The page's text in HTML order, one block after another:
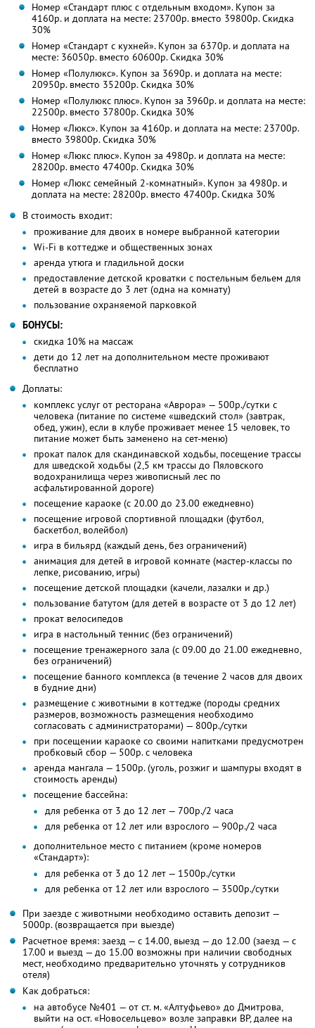
Номер «Стандарт плюс с отдельным входом». Купон за
4160р. и доплата на месте: 23700р. вместо 39800р. Скидка
30%
Номер «Стандарт с кухней». Купон за 6370р. и доплата на
месте: 36050р. вместо 60600р. Скидка 30%
Номер «Полулюкс». Купон за 3690р. и доплата на месте:
20950р. вместо 35200р. Скидка 30%
Номер «Полулюкс плюс». Купон за 3960р. и доплата на месте:
22500р. вместо 37800р. Скидка 30%
Номер «Люкс». Купон за 4160р. и доплата на месте: 23700р.
вместо 39800р. Скидка 30%
Номер «Люкс плюс». Купон за 4980р. и доплата на месте:
28200р. вместо 47400р. Скидка 30%
Номер «Люкс семейный 2-комнатный». Купон за 4980р. и
доплата на месте: 28200р. вместо 47400р. Скидка 30%
В стоимость входит:
проживание для двоих в номере выбранной категории
Wi-Fi в коттедже и общественных зонах
аренда утюга и гладильной доски
предоставление детской кроватки с постельным бельем для
детей в возрасте до 3 лет (одна на комнату)
пользование охраняемой парковкой
БОНУСЫ:
скидка 10% на массаж
дети до 12 лет на дополнительном месте проживают
бесплатно
Доплаты:
комплекс услуг от ресторана «Аврора» — 500р./сутки с
человека (питание по системе «шведский стол» (завтрак,
обед, ужин), если в клубе проживает менее 15 человек, то
питание может быть заменено на сет-меню)
прокат палок для скандинавской ходьбы, посещение трассы
для шведской ходьбы (2,5 км трассы до Пяловского
водохранилища через живописный лес по
асфальтированной дороге)
посещение караоке (с 20.00 до 23.00 ежедневно)
посещение игровой спортивной площадки (футбол,
баскетбол, волейбол)
игра в бильярд (каждый день, без ограничений)
анимация для детей в игровой комнате (мастер-классы по
лепке, рисованию, игры)
посещение детской площадки (качели, лазалки и др.)
пользование батутом (для детей в возрасте от 3 до 12 лет)
прокат велосипедов
игра в настольный теннис (без ограничений)
посещение тренажерного зала (с 09.00 до 21.00 ежедневно,
без ограничений)
посещение банного комплекса (в течение 2 часов для двоих
в будние дни)
размещение с животными в коттедже (породы средних
размеров, возможность размещения необходимо
согласовать с администраторами) — 800р./сутки
при посещении караоке со своими напитками предусмотрен
пробковый сбор — 500р. с человека
аренда мангала — 1500р. (уголь, розжиг и шампуры входят в
стоимость аренды)
посещение бассейна:
для ребенка от 3 до 12 лет — 700р./2 часа
для ребенка от 12 лет или взрослого — 900р./2 часа
дополнительное место с питанием (кроме номеров
«Стандарт»):
для ребенка от 3 до 12 лет — 1500р./сутки
для ребенка от 12 лет или взрослого — 3500р./сутки
При заезде с животными необходимо оставить депозит —
5000р. (возвращается при выезде)
Расчетное время: заезд — с 14.00, выезд — до 12.00 (заезд — с
17.00 и выезд — до 15.00 возможны при наличии свободных
мест, необходимо предварительно уточнять у сотрудников
отеля)
Как добраться:
на автобусе №401 — от ст. м. «Алтуфьево» до Дмитрова,
выйти на ост. «Новосельцево» возле заправки BP, далее на